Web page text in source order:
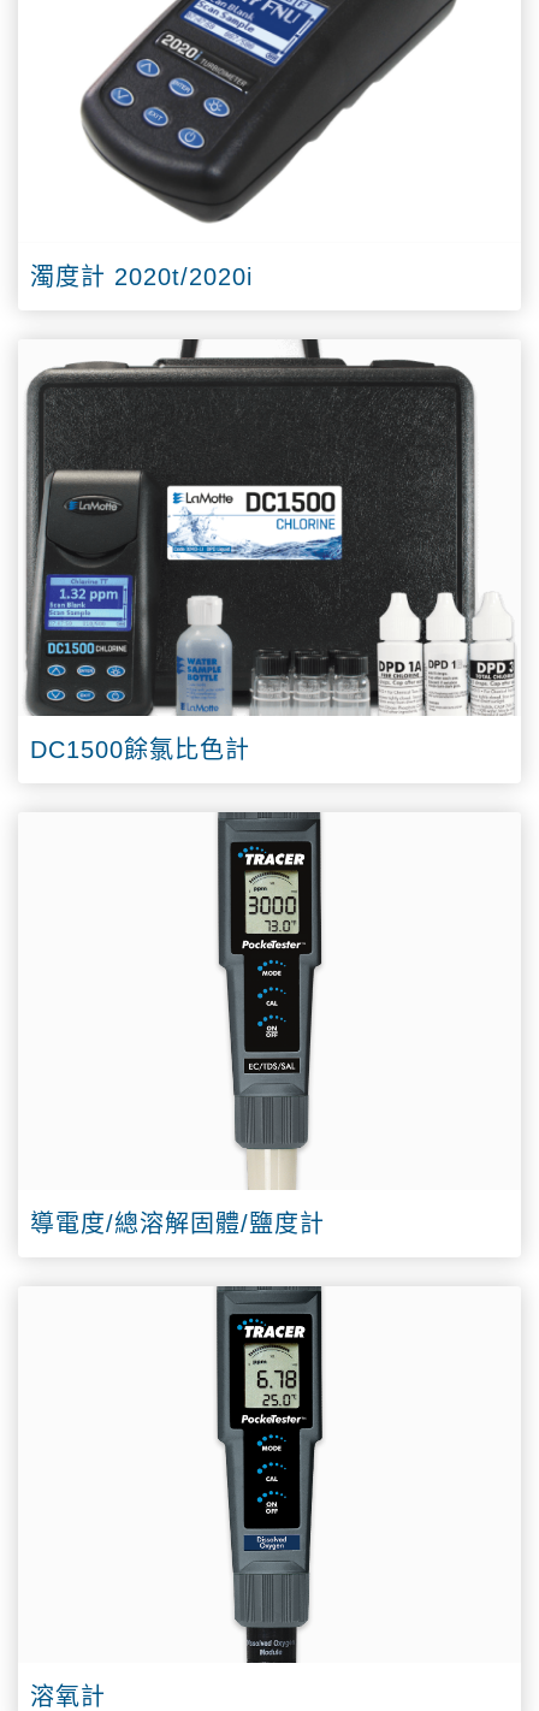
濁度計 2020t/2020i
DC1500餘氯比色計
導電度/總溶解固體/鹽度計
溶氧計